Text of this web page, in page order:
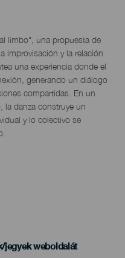
limbo", una propuesta de
improvisación y la relación
una experiencia donde el
generando un diálogo
compartidas. En un
la danza construye un
y lo colectivo se
jegyek weboldalát